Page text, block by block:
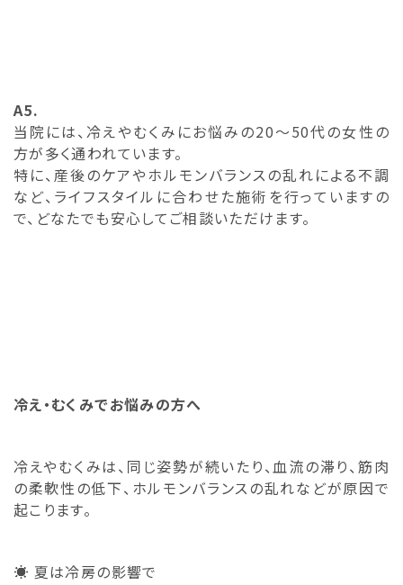
A5.
当院には、冷えやむくみにお悩みの20〜50代の女性の
方が多く通われています。
特に、産後のケアやホルモンバランスの乱れによる不調
など、ライフスタイルに合わせた施術を行っていますの
で、どなたでも安心してご相談いただけます。
冷え・むくみでお悩みの方へ
冷えやむくみは、同じ姿勢が続いたり、血流の滞り、筋肉
の柔軟性の低下、ホルモンバランスの乱れなどが原因で
起こります。
☀️ 夏は冷房の影響で